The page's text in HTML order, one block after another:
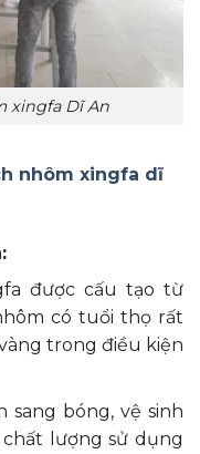
xingfa Dĩ An
nhôm xingfa dĩ
được cấu tạo từ
có tuổi thọ rất
trong điều kiện
sang bóng, vệ sinh
lượng sử dụng